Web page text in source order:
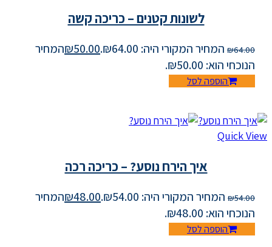
לשונות קטנים – כריכה קשה
₪64.00 המחיר המקורי היה: ₪64.00. ₪50.00
המחיר
הנוכחי הוא: ₪50.00.
הוספה לסל
Quick View
איך הירח נוסע? – כריכה רכה
₪54.00 המחיר המקורי היה: ₪54.00. ₪48.00
המחיר
הנוכחי הוא: ₪48.00.
הוספה לסל